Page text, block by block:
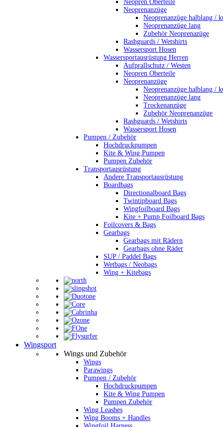
Neopren Oberteile
Neoprenanzüge
Neoprenanzüge halblang /
Neoprenanzüge lang
Zubehör Neoprenazüge
Rashguards / Wetshirts
Wassersport Hosen
Wassersportausrüstung Herren
Aufprallschutz / Westen
Neopren Oberteile
Neoprenanzüge
Neoprenanzüge halblang /
Neoprenanzüge lang
Trockenanzüge
Zubehör Neoprenanzüge
Rashguards / Wetshirts
Wassersport Hosen
Pumpen / Zubehör
Hochdruckpumpen
Kite & Wing Pumpen
Pumpen Zubehör
Transportausrüstung
Andere Transportausrüstung
Boardbags
Directionalboard Bags
Twintipboard Bags
Wingfoilboard Bags
Kite + Pump Foilboard Bags
Foilcovers & Bags
Gearbags
Gearbags mit Rädern
Gearbags ohne Räder
SUP / Paddel Bags
Wetbags / Neobags
Wing + Kitebags
Wingsport
Wings und Zubehör
Wings
Parawings
Pumpen / Zubehör
Hochdruckpumpen
Kite & Wing Pumpen
Pumpen Zubehör
Wing Leashes
Wing Booms + Handles